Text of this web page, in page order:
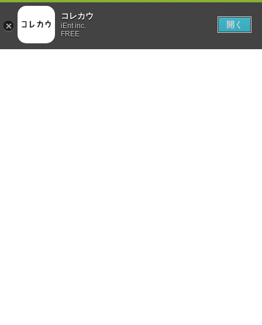
コレカウ
iEnt inc.
FREE
開く